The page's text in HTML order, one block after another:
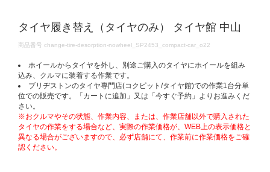
タイヤ履き替え（タイヤのみ） タイヤ館 中山
DETAILS
商品番号 change-tire-desorption-nowheel_SP2453_compact-car_o22
ホイールからタイヤを外し、別途ご購入のタイヤにホイールを組み
込み、クルマに装着する作業です。
ブリヂストンのタイヤ専門店(コクピット/タイヤ館)での作業1台分単
位での販売です。「カートに追加」又は「今すぐ予約」よりお進みくだ
さい。
※おクルマやその状態、作業内容、または、作業店舗以外で購入された
タイヤの作業をする場合など、実際の作業価格が、WEB上の表示価格と
異なる場合がございますので、必ず店舗にて、作業前に作業価格をご確
認ください。